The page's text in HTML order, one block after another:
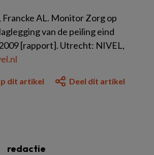
Francke AL. Monitor Zorg op
van de peiling eind
[rapport]. Utrecht: NIVEL,
dit artikel Deel dit artikel
redactie